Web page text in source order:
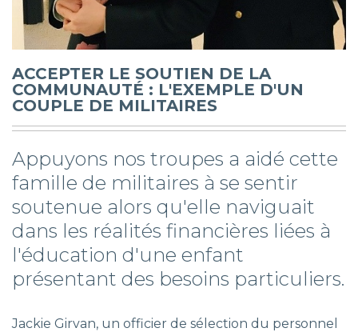
ACCEPTER LE SOUTIEN DE LA
COMMUNAUTÉ : L'EXEMPLE D'UN
COUPLE DE MILITAIRES
Appuyons nos troupes a aidé cette
famille de militaires à se sentir
soutenue alors qu'elle naviguait
dans les réalités financières liées à
l'éducation d'une enfant
présentant des besoins particuliers.
Jackie Girvan, un officier de sélection du personnel